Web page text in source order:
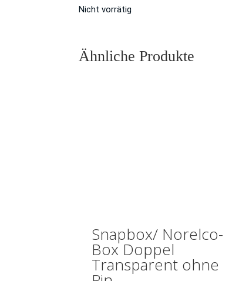
Nicht vorrätig
Ähnliche Produkte
Snapbox/ Norelco-
Box Doppel
Transparent ohne